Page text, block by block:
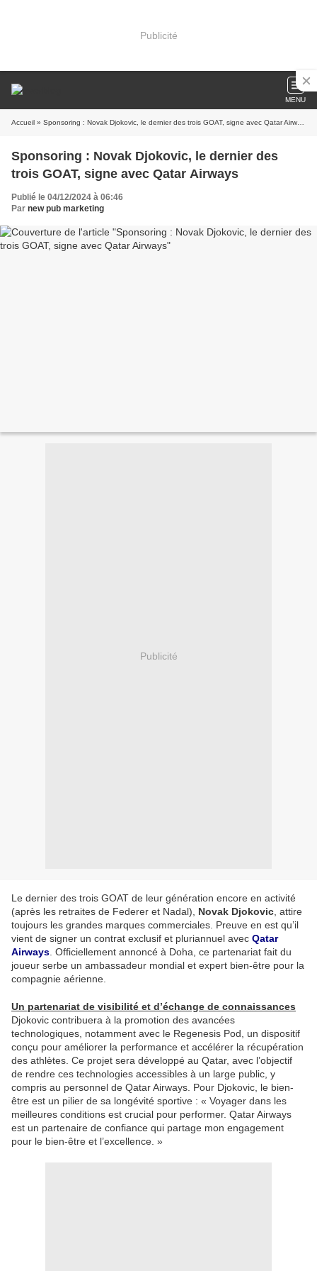
Publicité
MENU
Accueil » Sponsoring : Novak Djokovic, le dernier des trois GOAT, signe avec Qatar Airways
Sponsoring : Novak Djokovic, le dernier des
trois GOAT, signe avec Qatar Airways
Publié le 04/12/2024 à 06:46
Par new pub marketing
Publicité
Le dernier des trois GOAT de leur génération encore en activité
(après les retraites de Federer et Nadal), Novak Djokovic , attire
toujours les grandes marques commerciales. Preuve en est qu’il
vient de signer un contrat exclusif et pluriannuel avec Qatar
Airways . Officiellement annoncé à Doha, ce partenariat fait du
joueur serbe un ambassadeur mondial et expert bien-être pour la
compagnie aérienne.
Un partenariat de visibilité et d’échange de connaissances
Djokovic contribuera à la promotion des avancées
technologiques, notamment avec le Regenesis Pod, un dispositif
conçu pour améliorer la performance et accélérer la récupération
des athlètes. Ce projet sera développé au Qatar, avec l’objectif
de rendre ces technologies accessibles à un large public, y
compris au personnel de Qatar Airways. Pour Djokovic, le bien-
être est un pilier de sa longévité sportive : « Voyager dans les
meilleures conditions est crucial pour performer. Qatar Airways
est un partenaire de confiance qui partage mon engagement
pour le bien-être et l’excellence. »